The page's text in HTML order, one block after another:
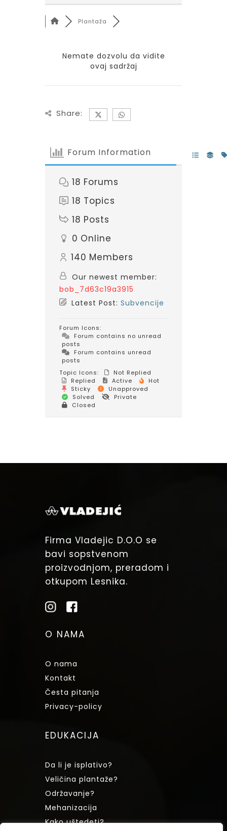
Plantaža
Nemate dozvolu da vidite
ovaj sadržaj
Share:
Forum Information
18 Forums
18 Topics
18 Posts
0 Online
140 Members
Our newest member:
bob_7d63c19a3915
Latest Post: Subvencije
Forum Icons:
Forum contains no unread
posts
Forum contains unread
posts
Topic Icons:
Not Replied
Replied
Active
Hot
Sticky
Unapproved
Solved
Private
Closed
Firma Vladejic D.O.O se
bavi sopstvenom
proizvodnjom, preradom i
otkupom Lesnika.
O NAMA
O nama
Kontakt
Česta pitanja
Privacy-policy
EDUKACIJA
Da li je isplativo?
Veličina plantaže?
Održavanje?
Mehanizacija
Kako uštedeti?